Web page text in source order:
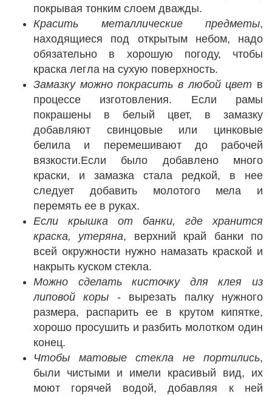
покрывая тонким слоем дважды.
Красить металлические предметы,
находящиеся под открытым небом, надо
обязательно в хорошую погоду, чтобы
краска легла на сухую поверхность.
Замазку можно покрасить в любой цвет в
процессе изготовления. Если рамы
покрашены в белый цвет, в замазку
добавляют свинцовые или цинковые
белила и перемешивают до рабочей
вязкости.Если было добавлено много
краски, и замазка стала редкой, в нее
следует добавить молотого мела и
перемять ее в руках.
Если крышка от банки, где хранится
краска, утеряна, верхний край банки по
всей окружности нужно намазать краской и
накрыть куском стекла.
Можно сделать кисточку для клея из
липовой коры - вырезать палку нужного
размера, распарить ее в крутом кипятке,
хорошо просушить и разбить молотком один
конец.
Чтобы матовые стекла не портились,
были чистыми и имели красивый вид, их
моют горячей водой, добавляя к ней